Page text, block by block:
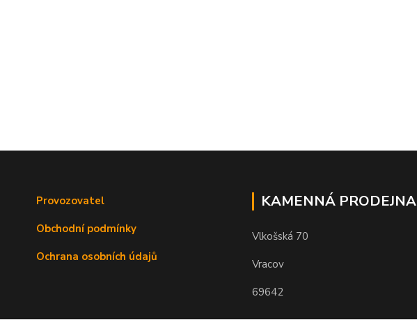
Provozovatel
Obchodní podmínky
Ochrana osobních údajů
KAMENNÁ PRODEJNA
Vlkošská 70
Vracov
69642